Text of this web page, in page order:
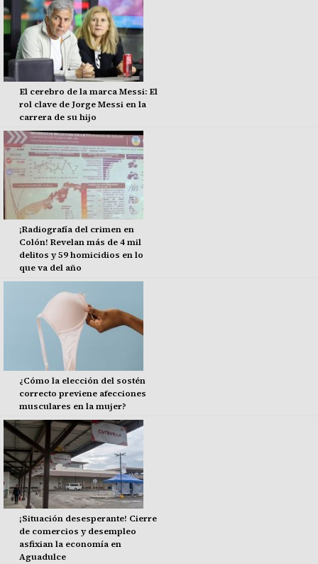
El cerebro de la marca Messi: El
rol clave de Jorge Messi en la
carrera de su hijo
¡Radiografía del crimen en
Colón! Revelan más de 4 mil
delitos y 59 homicidios en lo
que va del año
¿Cómo la elección del sostén
correcto previene afecciones
musculares en la mujer?
¡Situación desesperante! Cierre
de comercios y desempleo
asfixian la economía en
Aguadulce